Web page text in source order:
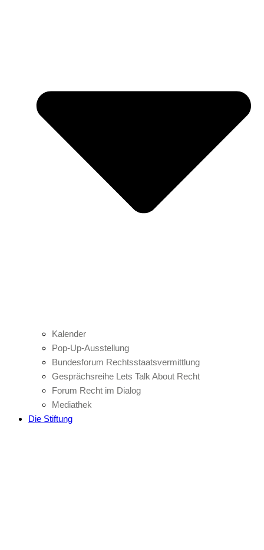
Kalender
Pop-Up-Ausstellung
Bundesforum Rechtsstaatsvermittlung
Gesprächsreihe Lets Talk About Recht
Forum Recht im Dialog
Mediathek
Die Stiftung